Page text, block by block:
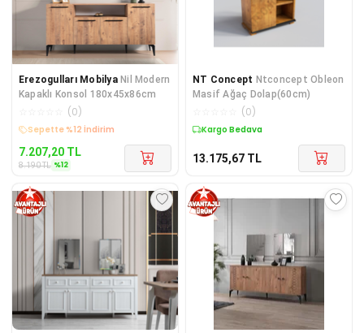
Erezogulları Mobilya Nil Modern
Kapaklı Konsol 180x45x86cm
(0)
Kargo Bedava
7.207,20 TL
8.190TL %12
NT Concept Ntconcept Obleon
Masif Ağaç Dolap(60cm)
(0)
Kargo Bedava
13.175,67 TL